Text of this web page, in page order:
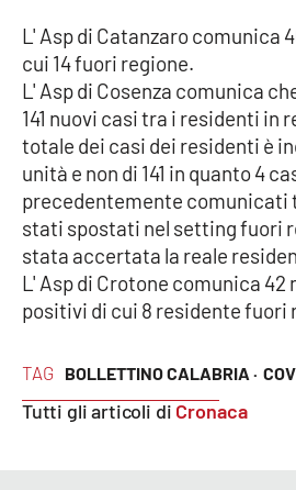
Venti di comunicazione
STREAMING
LaC TV
LaC Network
LaC OnAir
EDIZIONI
LOCALI
Catanzaro
TAG BOLLETTINO CALABRIA ·
Tutti gli articoli di Cronaca
L' Asp di Catanzaro comunica
cui 14 fuori regione.
L' Asp di Cosenza comunica
141 nuovi casi tra i residenti in
totale dei casi dei residenti è
unità e non di 141 in quanto 4
precedentemente comunicati
stati spostati nel setting fuori
stata accertata la reale
L' Asp di Crotone comunica 42
positivi di cui 8 residente fuori